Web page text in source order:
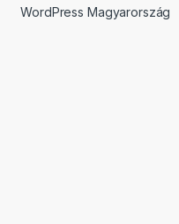
WordPress Magyarország